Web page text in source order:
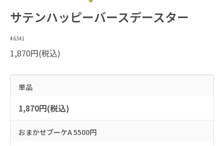
サテンハッピーバースデースター
46341
1,870円(税込)
単品
1,870円(税込)
おまかせブーケA 5500円